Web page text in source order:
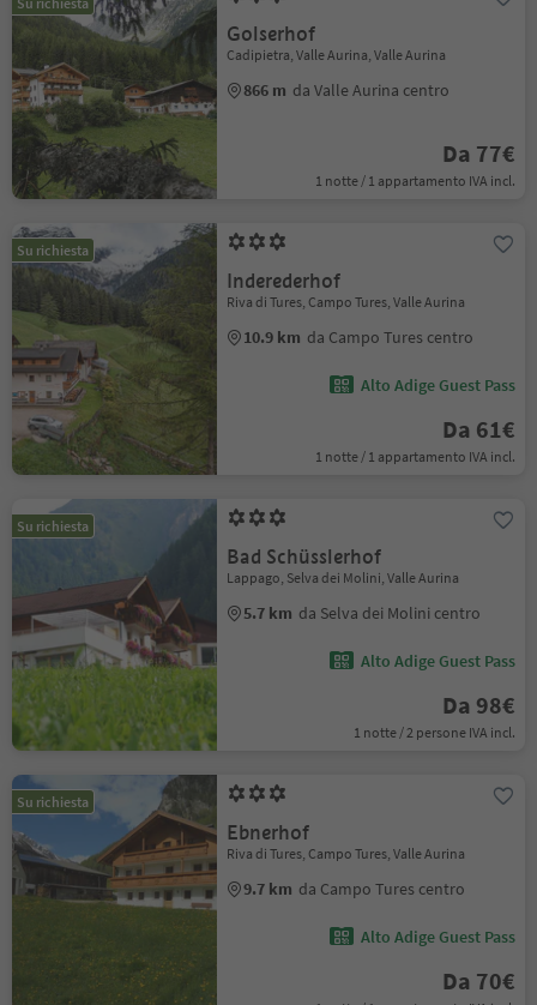
Golserhof
Cadipietra, Valle Aurina, Valle Aurina
866 m da Valle Aurina centro
Da 77€
1 notte / 1 appartamento IVA incl.
Su richiesta
Inderederhof
Riva di Tures, Campo Tures, Valle Aurina
10.9 km da Campo Tures centro
Alto Adige Guest Pass
Da 61€
1 notte / 1 appartamento IVA incl.
Su richiesta
Bad Schüsslerhof
Lappago, Selva dei Molini, Valle Aurina
5.7 km da Selva dei Molini centro
Alto Adige Guest Pass
Da 98€
1 notte / 2 persone IVA incl.
Su richiesta
Ebnerhof
Riva di Tures, Campo Tures, Valle Aurina
9.7 km da Campo Tures centro
Alto Adige Guest Pass
Da 70€